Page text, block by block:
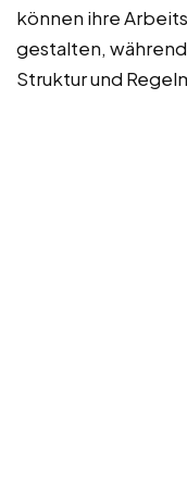
können ihre
gestalten,
Struktur und